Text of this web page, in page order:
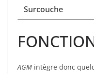
Surcouche
AGM intègre donc